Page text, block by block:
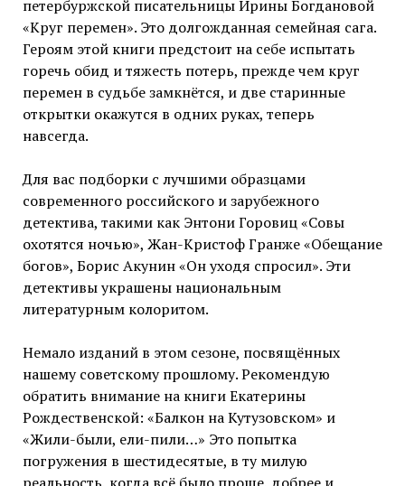
петербуржской писательницы Ирины Богдановой
«Круг перемен». Это долгожданная семейная сага.
Героям этой книги предстоит на себе испытать
горечь обид и тяжесть потерь, прежде чем круг
перемен в судьбе замкнётся, и две старинные
открытки окажутся в одних руках, теперь
навсегда.
Для вас подборки с лучшими образцами
современного российского и зарубежного
детектива, такими как Энтони Горовиц «Совы
охотятся ночью», Жан-Кристоф Гранже «Обещание
богов», Борис Акунин «Он уходя спросил». Эти
детективы украшены национальным
литературным колоритом.
Немало изданий в этом сезоне, посвящённых
нашему советскому прошлому. Рекомендую
обратить внимание на книги Екатерины
Рождественской: «Балкон на Кутузовском» и
«Жили-были, ели-пили…» Это попытка
погружения в шестидесятые, в ту милую